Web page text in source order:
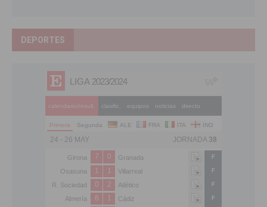
DEPORTES